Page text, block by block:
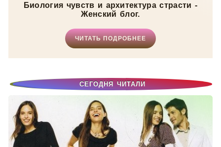
Биология чувств и архитектура страсти -
Женский блог.
ЧИТАТЬ ПОДРОБНЕЕ
СЕГОДНЯ ЧИТАЛИ